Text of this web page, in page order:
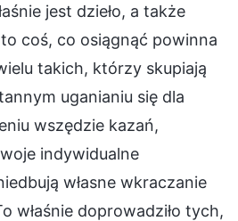
jest dzieło, a także
coś, co osiągnąć powinna
takich, którzy skupiają
uganianiu się dla
wszędzie kazań,
indywidualne
własne wkraczanie
właśnie doprowadziło tych,